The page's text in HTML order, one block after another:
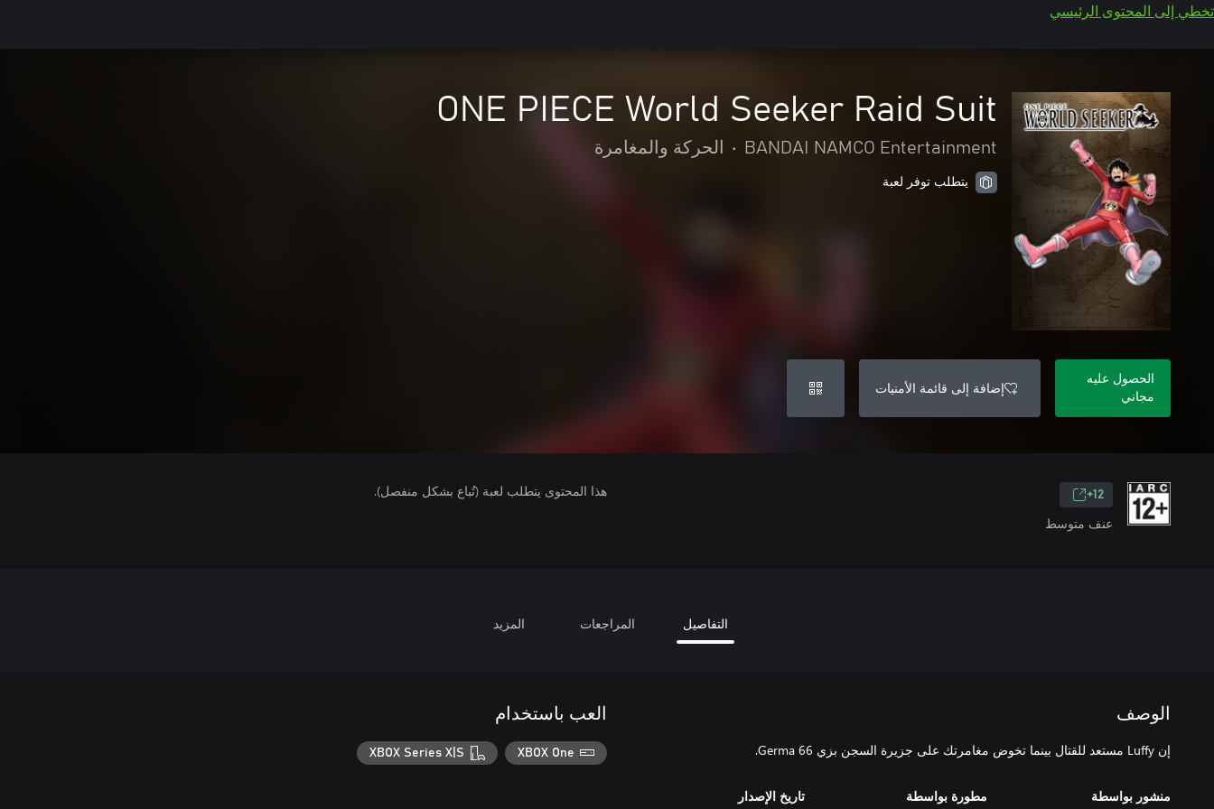
تخطي إلى المحتوى الرئيسي
ONE PIECE World Seeker Raid Suit
BANDAI NAMCO Entertainment
• الحركة والمغامرة
يتطلب توفر لعبة
الحصول عليه
مجاني
إضافة إلى قائمة الأمنيات
12+
عنف متوسط
هذا المحتوى يتطلب لعبة (تُباع بشكل منفصل).
التفاصيل المراجعات المزيد
الوصف
إن Luffy مستعد للقتال بينما تخوض مغامرتك على جزيرة السجن بزي Germa 66.
منشور بواسطة مطورة بواسطة تاريخ الإصدار
العب باستخدام
XBOX One
XBOX Series X|S